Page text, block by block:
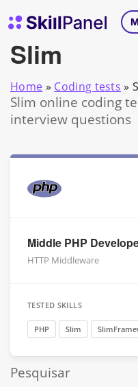
Página inicial do
Slim
Home » Coding tests »
Slim online coding
interview questions
Middle PHP
HTTP Middleware
TESTED SKILLS
PHP Slim
Pesquisar